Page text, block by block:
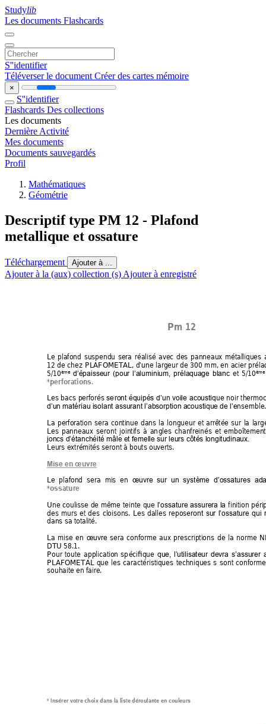
Studylib
Les documents Flashcards
S''identifier
Téléverser le document Créer des cartes mémoire
×
S''identifier
Flashcards Des collections
Les documents
Dernière Activité
Mes documents
Documents sauvegardés
Profil
Mathématiques
Géométrie
Descriptif type PM 12 - Plafond
metallique et ossature
Téléchargement Ajouter à ...
Ajouter à la (aux) collection (s) Ajouter à enregistré
Pm 12
Le plafond suspendu sera réalisé avec des panneaux métalliques
12 de chez PLAFOMETAL, d’une largeur de 300 mm, en acier
5/10ème d’épaisseur (pour l’aluminium, prélaquage blanc et 5/10ème
*perforations.
Les bacs perforés seront équipés d’un voile acoustique noir
d’un matériau isolant assurant l’absorption acoustique de l’ensemble
La perforation sera continue dans la longueur et arrêtée sur la
Les panneaux seront jointifs à angles chanfreinés et
joncs d’étanchéité mâle et femelle sur leurs côtés longitudinaux.
Leurs extrémités seront à bouts ouverts.
Mise en œuvre
Le plafond sera mis en œuvre sur un système d’ossatures
*ossature
Une coulisse de même teinte que l’ossature assurera la finition
des murs et des cloisons. Les dalles reposeront sur l’ossature qui
dans sa totalité.
La mise en œuvre sera conforme aux prescriptions de la norme
DTU 58.1.
Pour toute application spécifique que, l’utilisateur devra s’assurer
PLAFOMETAL que les caractéristiques techniques s sont conf
souhaite en faire.
* Insérer votre choix dans la liste déroulante en couleurs